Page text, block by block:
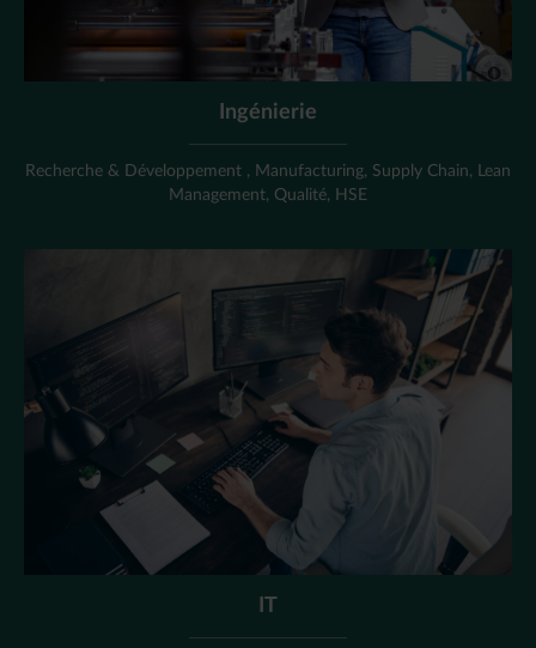
Ingénierie
Recherche & Développement , Manufacturing, Supply Chain, Lean
Management, Qualité, HSE
IT